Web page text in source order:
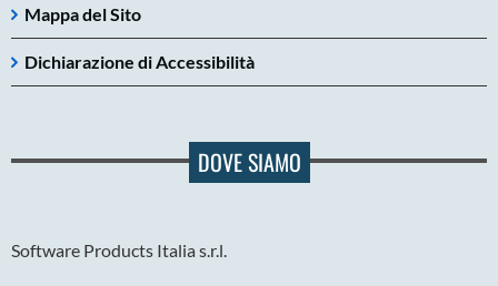
Mappa del Sito
Dichiarazione di Accessibilità
DOVE SIAMO
Software Products Italia s.r.l.